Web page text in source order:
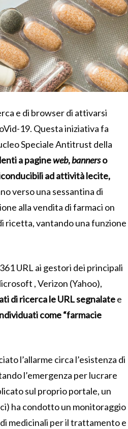
e di browser di attivarsi
19. Questa iniziativa fa
Speciale Antitrust della
a pagineweb,bannerso
ad attività lecite,
verso una sessantina di
alla vendita di farmaci on
ricetta, vantando una funzione
URL ai gestori dei principali
, Verizon (Yahoo),
di ricerca le URL segnalatee
come “farmacie
l’allarme circa l’esistenza di
l’emergenza per lucrare
sul proprio portale, un
ha condotto un monitoraggio
medicinali per il trattamento e